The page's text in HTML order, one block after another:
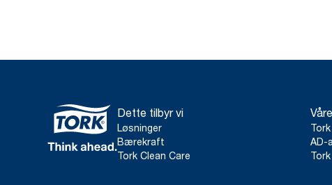
Dette tilbyr vi
Løsninger
Bærekraft
Tork Clean Care
AD-